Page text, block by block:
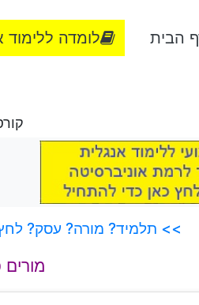
הבית לומדה ללימוד
>> תלמיד? מורה? עסק? לחץ